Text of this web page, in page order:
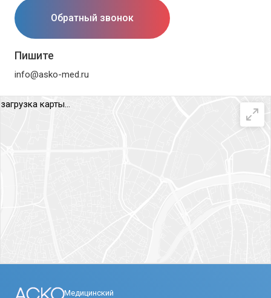
Обратный звонок
Пишите
info@asko-med.ru
загрузка карты...
Медицинский